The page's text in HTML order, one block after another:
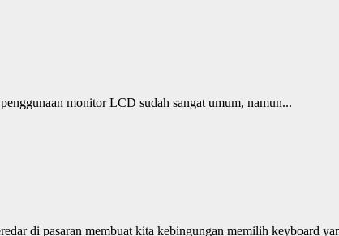
monitor LCD sudah sangat umum, namun...
di pasaran membuat kita kebingungan memilih keyboard